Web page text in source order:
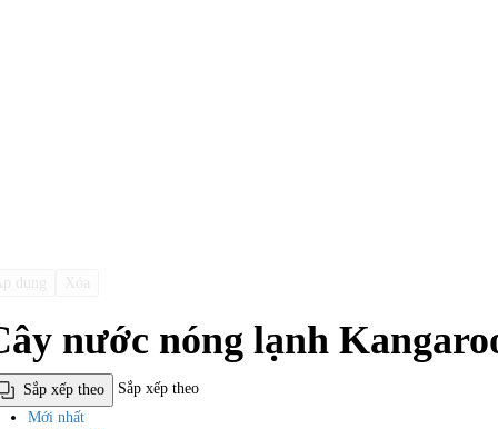
nước nóng lạnh
Sắp xếp theo
Sắp xếp theo
Mới nhất